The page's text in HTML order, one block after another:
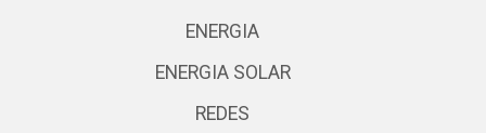
ENERGIA
ENERGIA SOLAR
REDES